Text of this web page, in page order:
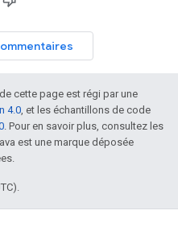
cette page est régi par une
4.0, et les échantillons de code
. Pour en savoir plus, consultez les
est une marque déposée